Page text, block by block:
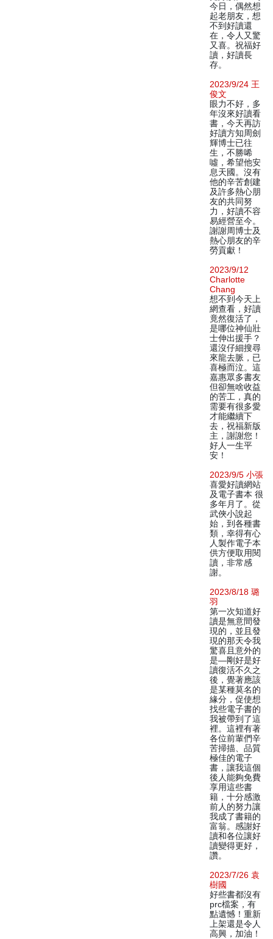
今日，偶然想
起老朋友，想
不到好讀還
在，令人又驚
又喜。祝福好
讀，好讀長
存。
2023/9/24 王
俊文
眼力不好，多
年沒來好讀看
書，今天再訪
好讀方知周劍
輝博士已往
生，不勝唏
噓，希望他安
息天國。沒有
他的辛苦創建
及許多熱心朋
友的共同努
力，好讀不容
易經營至今。
謝謝周博士及
熱心朋友的辛
勞貢獻！
2023/9/12
Charlotte
Chang
想不到今天上
網查看，好讀
竟然復活了，
是哪位神仙壯
士伸出援手？
還沒仔細搜尋
來龍去脈，已
喜極而泣。這
嘉惠眾多書友
但卻無啥收益
的苦工，真的
需要有很多愛
才能繼續下
去，祝福新版
主，謝謝您！
好人一生平
安！
2023/9/5 小張
喜愛好讀網站
及電子書本 很
多年月了。從
武俠小說起
始，到各種書
類，幸得有心
人製作電子本
供方便取用閱
讀，非常感
謝。
2023/8/18 璐
羽
第一次知道好
讀是無意間發
現的，並且發
現的那天令我
驚喜且意外的
是—剛好是好
讀復活不久之
後，覺著應該
是某種莫名的
緣分，促使想
找些電子書的
我被帶到了這
裡。這裡有著
各位前輩們辛
苦掃描、品質
極佳的電子
書，讓我這個
後人能夠免費
享用這些書
籍，十分感激
前人的努力讓
我成了書籍的
富翁。感謝好
讀和各位讓好
讀變得更好，
讚。
2023/7/26 袁
樹國
好些書都沒有
prc檔案，有
點遺憾！重新
上架還是令人
高興，加油！